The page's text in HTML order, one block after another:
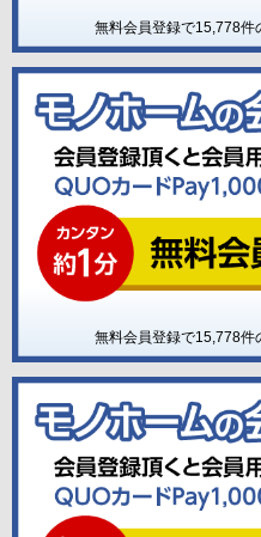
無料会員登録で15,778件
無料会員登録で15,778件